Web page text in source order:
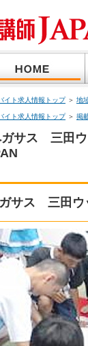
イト求人情報トップ＞ 地
イト求人情報トップ＞ 掲
ガサス 三田
サス 三田ウ